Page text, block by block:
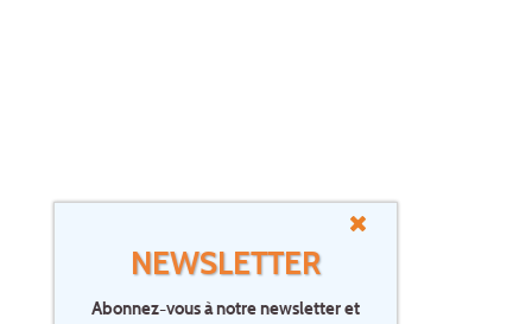
NEWSLETTER
Abonnez-vous à notre newsletter et